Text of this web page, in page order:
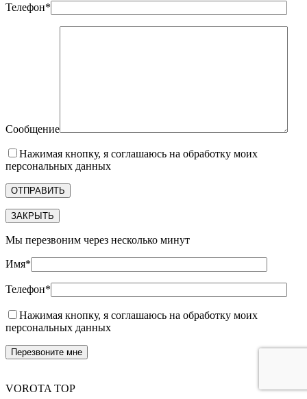
Телефон*
Сообщение
Нажимая кнопку, я соглашаюсь на обработку моих
персональных данных
ЗАКРЫТЬ
Мы перезвоним через несколько минут
Имя*
Телефон*
Нажимая кнопку, я соглашаюсь на обработку моих
персональных данных
VOROTA TOP